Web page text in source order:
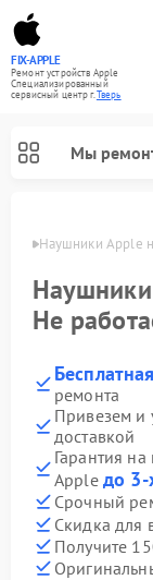
FIX-APPLE
Ремонт устройств Apple
Специализированный
cервисный центр г.Тверь
Мы
Наушники Apple
Не
ремонта
Привезем и
доставкой
Гарантия
Apple до 3-
Срочный
Скидка для
Получите